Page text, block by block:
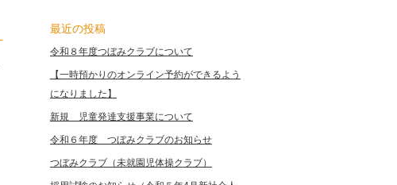
最近の投稿
令和８年度つぼみクラブについて
【一時預かりのオンライン予約ができるよう
になりました】
新規 児童発達支援事業について
令和６年度 つぼみクラブのお知らせ
つぼみクラブ（未就園児体操クラブ）